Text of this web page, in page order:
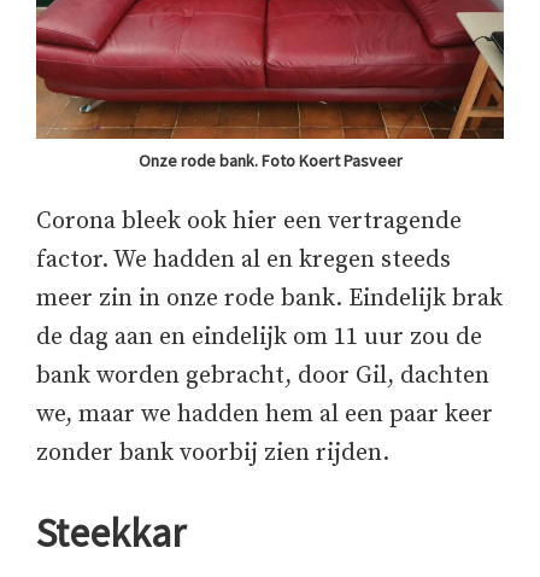
Onze rode bank. Foto Koert Pasveer
Corona bleek ook hier een vertragende
factor. We hadden al en kregen steeds
meer zin in onze rode bank. Eindelijk brak
de dag aan en eindelijk om 11 uur zou de
bank worden gebracht, door Gil, dachten
we, maar we hadden hem al een paar keer
zonder bank voorbij zien rijden.
Steekkar